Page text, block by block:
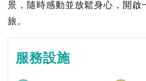
景，隨時感動並放鬆身心，開啟
旅。
服務設施